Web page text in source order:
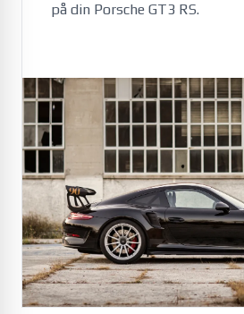
på din Porsche GT3 RS.